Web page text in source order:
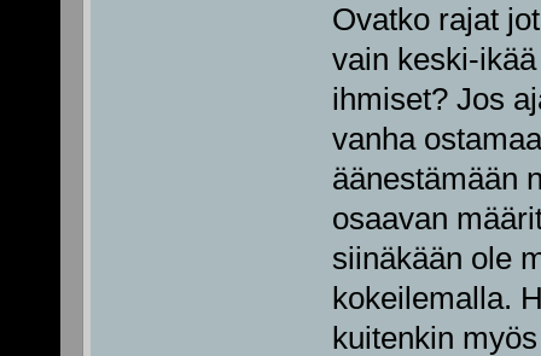
Ovatko rajat
vain keski-
ihmiset? Jos
vanha
äänestämään
osaavan
siinäkään ole
kokeilemalla.
kuitenkin